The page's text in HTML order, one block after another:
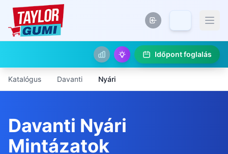
Időpont foglalás
Katalógus Davanti Nyári
Davanti Nyári
Mintázatok